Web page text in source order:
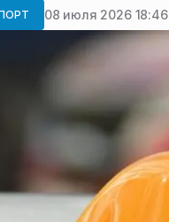
08 июля 2026 18:46